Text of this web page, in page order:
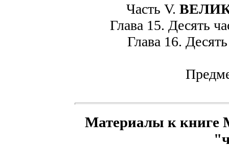
Часть V.
Глава 15. Десять
Глава 16.
Материалы к книге